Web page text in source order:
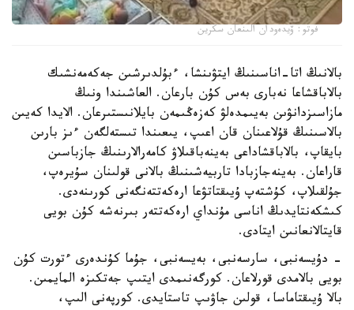
فوتو: ۆيدەودان الىنعان سكرين
بالانىڭ اتا-اناسىنىڭ ايتۋىنشا، ءبۇلدىرشىن جەكەمەنشىك
بالاباقشاعا نەبارى بەس كۇن بارعان. العاشىندا ونىڭ
مازاسىزدانۋىن بەيىمدەلۋ كەزەڭىمەن بايلانىستىرعان. الايدا كەيىن
بالاسىنىڭ قۇلاعىنان قان اعىپ، يىعىندا تىستەلگەن ءىز بارىن
بايقاپ، بالاباقشاداعى بەينەباقىلاۋ كامەرالارىنىڭ جازباسىن
قاراعان. بەينەجازبادا تاربيەشىنىڭ بالانى قولىنان سۇيرەپ،
جۇلقىلاپ، كۇشتەپ ۇيىقتاتۋعا ارەكەتتەنگەنى كورىنەدى.
كىشكەنتايدىڭ اناسى مۇنداي ارەكەتتەر بىرنەشە كۇن بويى
قايتالانعانىن ايتادى.
- دۇيسەنبى، سارسەنبى، بەيسەنبى، جۇما كۇندەرى ءتورت كۇن
بويى بالامدى قورلاعان. كورگەنىمدى ايتىپ جەتكىزە المايمىن.
بالا ۇيىقتاماسا، قولىن جاۋىپ تاستايدى. كورپەنى الىپ،